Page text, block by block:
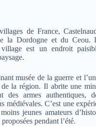
de France,
la Dordogne et du Ceou.
village est un endroit
musée de la guerre et
la région. Il abrite une
des armes authentiques,
médiévales. C’est une
jeunes amateurs
pendant l’été.